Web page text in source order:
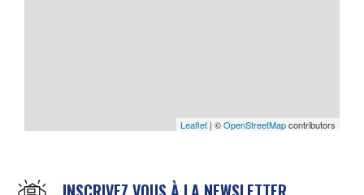
Leaflet | ©OpenStreetMapcontributors